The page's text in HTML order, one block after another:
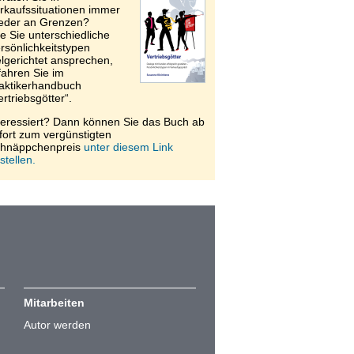
immer
an Grenzen?
Sie unterschiedliche
ansprechen,
Sie im
Dann können Sie das Buch ab
zum vergünstigten
unter diesem Link
Mitarbeiten
Autor werden